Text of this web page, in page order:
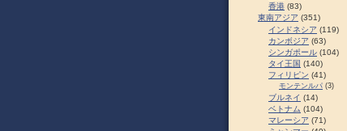
香港 (83)
東南アジア (351)
インドネシア (119)
カンボジア (63)
シンガポール (104)
タイ王国 (140)
フィリピン (41)
モンテンルパ (3)
ブルネイ (14)
ベトナム (104)
マレーシア (71)